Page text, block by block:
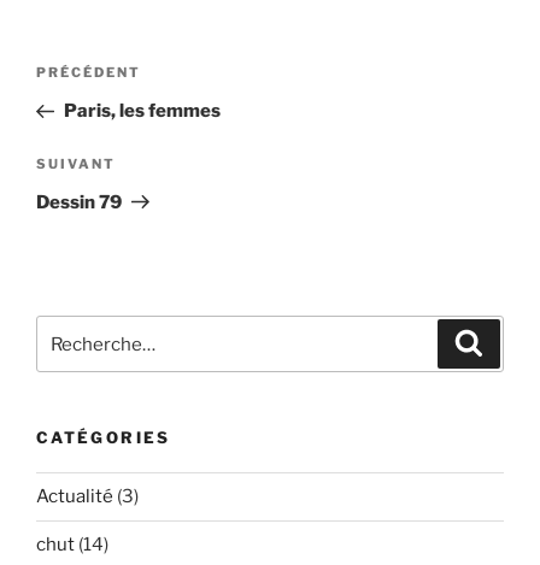
Navigation
l’article
Article
précédent
PRÉCÉDENT
Paris, les femmes
Article
suivant
SUIVANT
Dessin 79
pour
CATÉGORIES
Actualité (3)
chut (14)